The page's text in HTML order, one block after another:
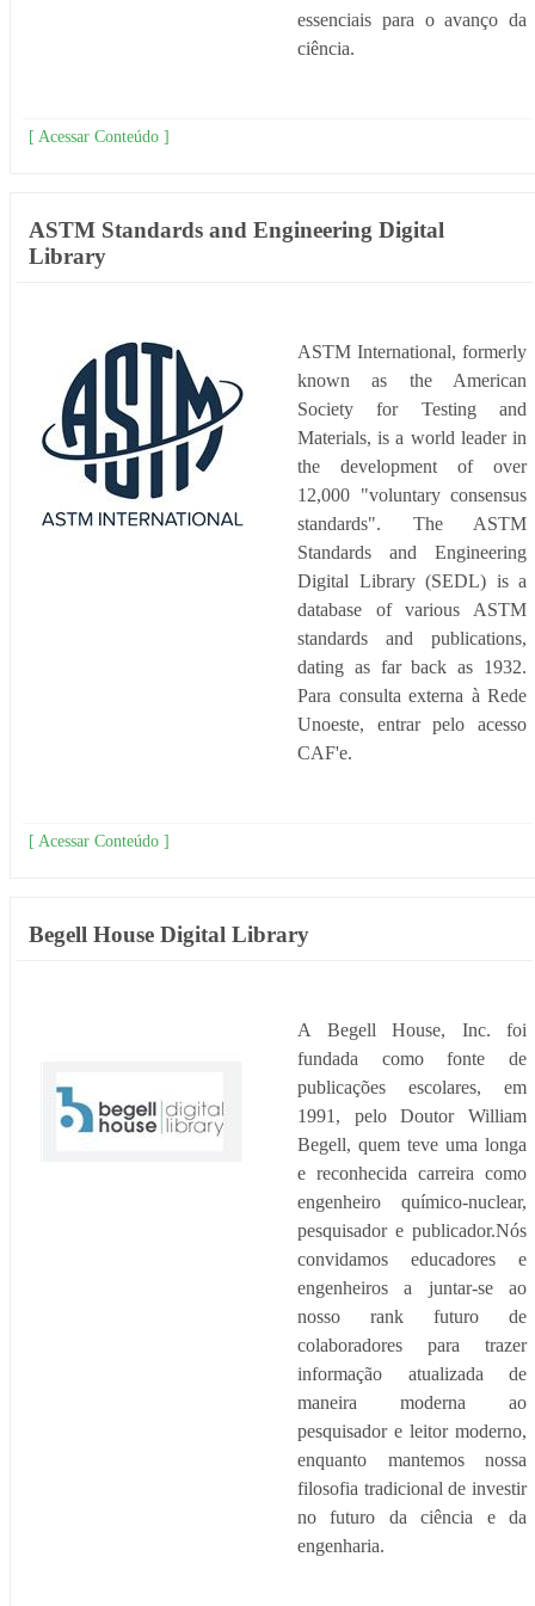
essenciais para o avanço da
ciência.
[ Acessar Conteúdo ]
ASTM Standards and Engineering Digital
Library
ASTM International, formerly
known as the American
Society for Testing and
Materials, is a world leader in
the development of over
12,000 "voluntary consensus
standards". The ASTM
Standards and Engineering
Digital Library (SEDL) is a
database of various ASTM
standards and publications,
dating as far back as 1932.
Para consulta externa à Rede
Unoeste, entrar pelo acesso
CAF'e.
[ Acessar Conteúdo ]
Begell House Digital Library
A Begell House, Inc. foi
fundada como fonte de
publicações escolares, em
1991, pelo Doutor William
Begell, quem teve uma longa
e reconhecida carreira como
engenheiro químico-nuclear,
pesquisador e publicador.Nós
convidamos educadores e
engenheiros a juntar-se ao
nosso rank futuro de
colaboradores para trazer
informação atualizada de
maneira moderna ao
pesquisador e leitor moderno,
enquanto mantemos nossa
filosofia tradicional de investir
no futuro da ciência e da
engenharia.